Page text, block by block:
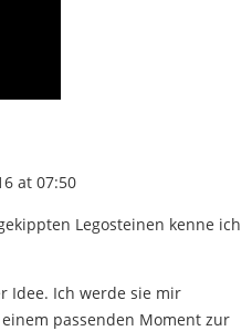
at 07:50
Legosteinen kenne ich
Idee. Ich werde sie mir
passenden Moment zur